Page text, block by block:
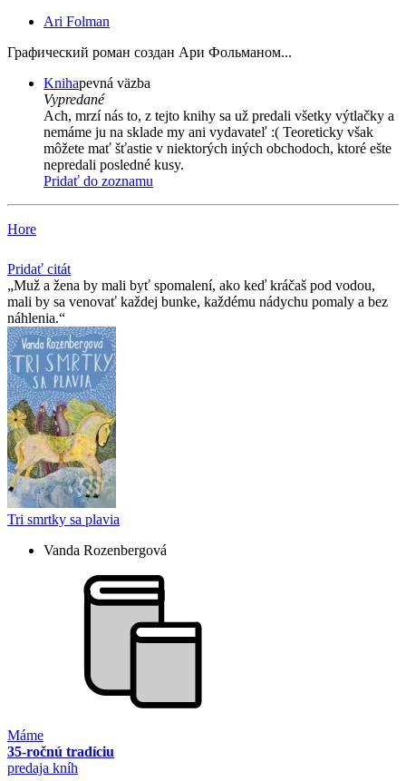
Ari Folman
Графический роман создан Ари Фольманом...
Knihapevná väzba
Vypredané
Ach, mrzí nás to, z tejto knihy sa už predali všetky výtlačky a
nemáme ju na sklade my ani vydavateľ :( Teoreticky však
môžete mať šťastie v niektorých iných obchodoch, ktoré ešte
nepredali posledné kusy.
Pridať do zoznamu
Hore
Pridať citát
Muž a žena by mali byť spomalení, ako keď kráčaš pod vodou,
mali by sa venovať každej bunke, každému nádychu pomaly a bez
náhlenia.
Tri smrtky sa plavia
Vanda Rozenbergová
Máme
35-ročnú tradíciu
predaja kníh